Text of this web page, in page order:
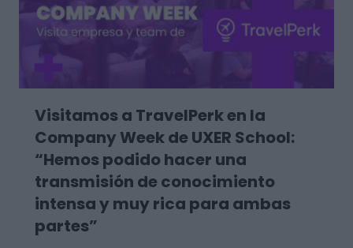
Visitamos a TravelPerk en la
Company Week de UXER School:
“Hemos podido hacer una
transmisión de conocimiento
intensa y muy rica para ambas
partes”